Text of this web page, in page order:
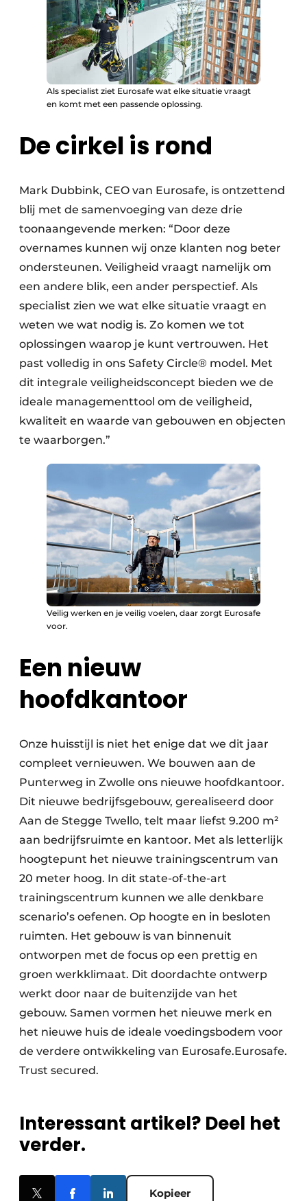
Als specialist ziet Eurosafe wat elke situatie vraagt
en komt met een passende oplossing.
De cirkel is rond
Mark Dubbink, CEO van Eurosafe, is ontzettend
blij met de samenvoeging van deze drie
toonaangevende merken: “Door deze
overnames kunnen wij onze klanten nog beter
ondersteunen. Veiligheid vraagt namelijk om
een andere blik, een ander perspectief. Als
specialist zien we wat elke situatie vraagt en
weten we wat nodig is. Zo komen we tot
oplossingen waarop je kunt vertrouwen. Het
past volledig in ons Safety Circle® model. Met
dit integrale veiligheidsconcept bieden we de
ideale managementtool om de veiligheid,
kwaliteit en waarde van gebouwen en objecten
te waarborgen.”
Veilig werken en je veilig voelen, daar zorgt Eurosafe
voor.
Een nieuw
hoofdkantoor
Onze huisstijl is niet het enige dat we dit jaar
compleet vernieuwen. We bouwen aan de
Punterweg in Zwolle ons nieuwe hoofdkantoor.
Dit nieuwe bedrijfsgebouw, gerealiseerd door
Aan de Stegge Twello, telt maar liefst 9.200 m²
aan bedrijfsruimte en kantoor. Met als letterlijk
hoogtepunt het nieuwe trainingscentrum van
20 meter hoog. In dit state-of-the-art
trainingscentrum kunnen we alle denkbare
scenario’s oefenen. Op hoogte en in besloten
ruimten. Het gebouw is van binnenuit
ontworpen met de focus op een prettig en
groen werkklimaat. Dit doordachte ontwerp
werkt door naar de buitenzijde van het
gebouw. Samen vormen het nieuwe merk en
het nieuwe huis de ideale voedingsbodem voor
de verdere ontwikkeling van Eurosafe.Eurosafe.
Trust secured.
Interessant artikel? Deel het
verder.
Kopieer